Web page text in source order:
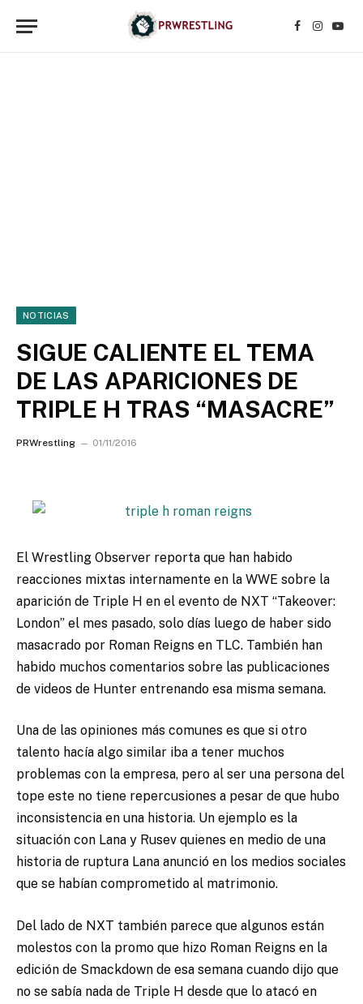
Facebook
NOTICIAS
SIGUE CALIENTE EL TEMA
DE LAS APARICIONES DE
TRIPLE H TRAS “MASACRE”
PRWrestling 01/11/2016
El Wrestling Observer reporta que han habido
reacciones mixtas internamente en la WWE sobre la
aparición de Triple H en el evento de NXT “Takeover:
London” el mes pasado, solo días luego de haber sido
masacrado por Roman Reigns en TLC. También han
habido muchos comentarios sobre las publicaciones
de videos de Hunter entrenando esa misma semana.
Una de las opiniones más comunes es que si otro
talento hacía algo similar iba a tener muchos
problemas con la empresa, pero al ser una persona del
tope este no tiene repercusiones a pesar de que hubo
inconsistencia en una historia. Un ejemplo es la
situación con Lana y Rusev quienes en medio de una
historia de ruptura Lana anunció en los medios sociales
que se habían comprometido al matrimonio.
Del lado de NXT también parece que algunos están
molestos con la promo que hizo Roman Reigns en la
edición de Smackdown de esa semana cuando dijo que
no se sabía nada de Triple H desde que lo atacó en